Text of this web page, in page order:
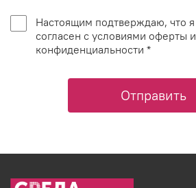
Настоящим подтверждаю, что
согласен с условиями оферты
конфиденциальности *
Отправить